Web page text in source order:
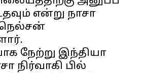
என்று நாசா
நெல்சன்
நேற்று இந்தியா
நிர்வாகி பில்